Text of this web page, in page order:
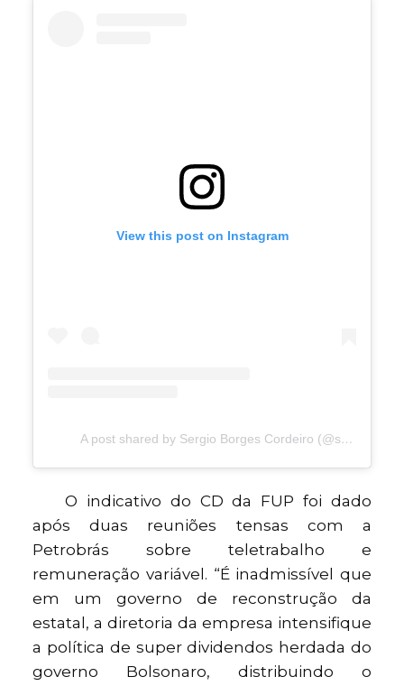
View this post on Instagram
A post shared by Sergio Borges Cordeiro (@serginhopetroleiro)
O indicativo do CD da FUP foi dado
após duas reuniões tensas com a
Petrobrás sobre teletrabalho e
remuneração variável. “É inadmissível que
em um governo de reconstrução da
estatal, a diretoria da empresa intensifique
a política de super dividendos herdada do
governo Bolsonaro, distribuindo o